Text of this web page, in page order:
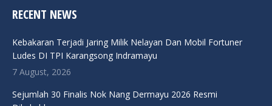
RECENT NEWS
Kebakaran Terjadi Jaring Milik Nelayan Dan Mobil Fortuner
Ludes DI TPI Karangsong Indramayu
7 August, 2026
Sejumlah 30 Finalis Nok Nang Dermayu 2026 Resmi